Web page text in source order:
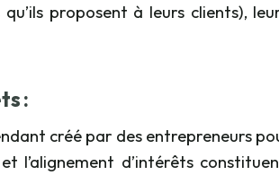
proposent à leurs clients),
:
créé par des entrepreneurs
l’alignement d’intérêts